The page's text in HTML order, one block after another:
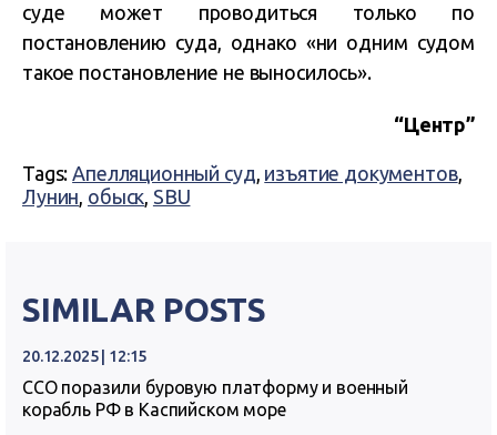
суде может проводиться только по
постановлению суда, однако «ни одним судом
такое постановление не выносилось».
“Центр”
Tags:Апелляционный суд, изъятие документов,
Лунин, обыск, SBU
SIMILAR POSTS
20.12.2025 | 12:15
ССО поразили буровую платформу и военный
корабль РФ в Каспийском море